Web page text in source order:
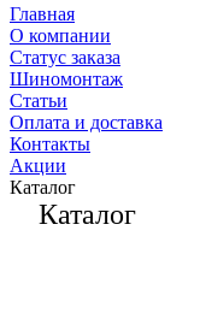
Главная
О компании
Статус заказа
Шиномонтаж
Статьи
Оплата и доставка
Контакты
Акции
Каталог
Каталог